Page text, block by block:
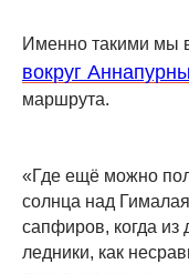
Именно такими мы
вокруг Аннапурны
маршрута.
«Где ещё можно
солнца над
сапфиров, когда из
ледники, как